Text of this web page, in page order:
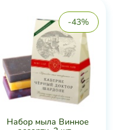
-43%
Набор мыла Винное